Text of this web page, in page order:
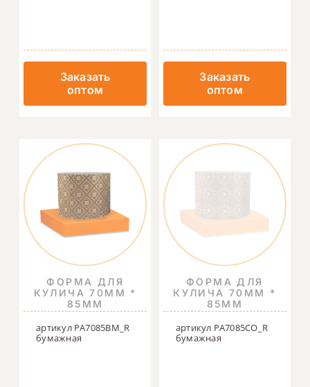
Заказать
оптом
Заказать
оптом
ФОРМА ДЛЯ
КУЛИЧА 70ММ *
85ММ
артикул PA7085BM_R
бумажная
ФОРМА ДЛЯ
КУЛИЧА 70ММ *
85ММ
артикул PA7085CO_R
бумажная